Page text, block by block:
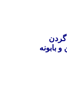
بابونه